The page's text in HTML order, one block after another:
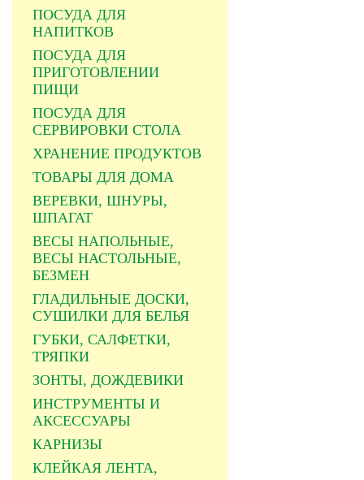
ПОСУДА ДЛЯ
НАПИТКОВ
ПОСУДА ДЛЯ
ПРИГОТОВЛЕНИИ
ПИЩИ
ПОСУДА ДЛЯ
СЕРВИРОВКИ СТОЛА
ХРАНЕНИЕ ПРОДУКТОВ
ТОВАРЫ ДЛЯ ДОМА
ВЕРЕВКИ, ШНУРЫ,
ШПАГАТ
ВЕСЫ НАПОЛЬНЫЕ,
ВЕСЫ НАСТОЛЬНЫЕ,
БЕЗМЕН
ГЛАДИЛЬНЫЕ ДОСКИ,
СУШИЛКИ ДЛЯ БЕЛЬЯ
ГУБКИ, САЛФЕТКИ,
ТРЯПКИ
ЗОНТЫ, ДОЖДЕВИКИ
ИНСТРУМЕНТЫ И
АКСЕССУАРЫ
КАРНИЗЫ
КЛЕЙКАЯ ЛЕНТА,